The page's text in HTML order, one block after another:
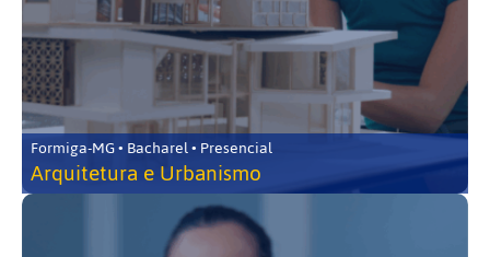
Formiga-MG • Bacharel • Presencial
Arquitetura e Urbanismo